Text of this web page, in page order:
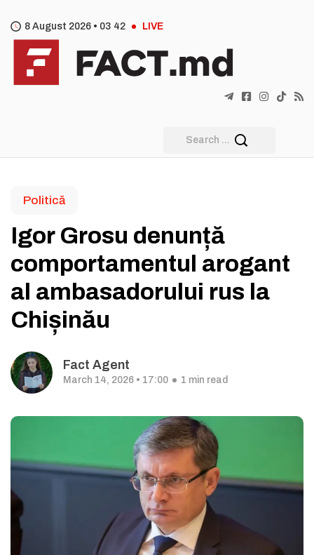
8 August 2026 • 03 42 LIVE
Politică
Igor Grosu denunță
comportamentul arogant
al ambasadorului rus la
Chișinău
Fact Agent
March 14, 2026 • 17:00 1 min read